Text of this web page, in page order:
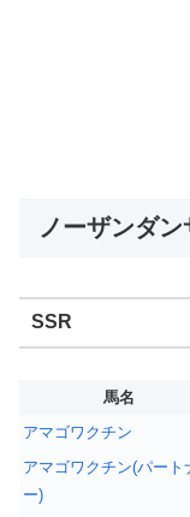
ノーザンダ
SSR
馬名
アマゴワクチン
アマゴワクチン(パート
ー)